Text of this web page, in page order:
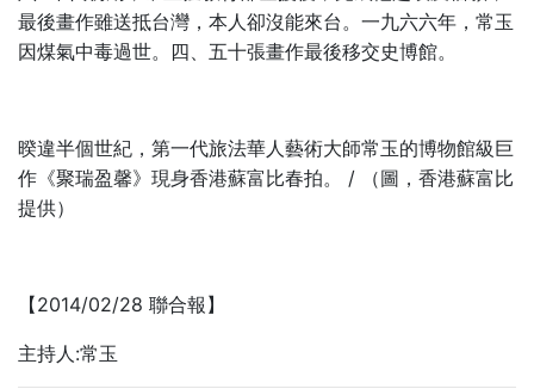
最後畫作雖送抵台灣，本人卻沒能來台。一九六六年，常玉
因煤氣中毒過世。四、五十張畫作最後移交史博館。
暌違半個世紀，第一代旅法華人藝術大師常玉的博物館級巨
作《聚瑞盈馨》現身香港蘇富比春拍。
/
（圖，香港蘇富比
提供）
【 2014/02/28 聯合報】
主持人:常玉